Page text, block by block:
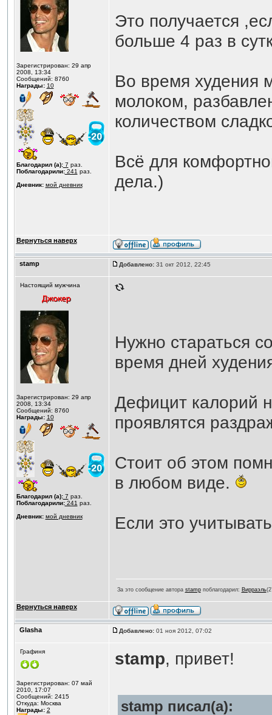
Зарегистрирован: 29 апр
2008, 13:34
Сообщений: 8760
Награды: 10
Благодарил (а):7 раз.
Поблагодарили:241 раз.
Дневник: мой дневник
Это получается
больше 4 раз в
Во время худения
молоком,
количеством
Всё для
дела.)
Вернуться наверх
stamp Добавлено:31 окт 2012, 22:45
Настоящий мужчина
Зарегистрирован: 29 апр
2008, 13:34
Сообщений: 8760
Награды: 10
Благодарил (а):7 раз.
Поблагодарили:241 раз.
Дневник: мой дневник
Нужно стараться
время дней
Дефицит калорий
проявлятся
Стоит об этом
в любом виде.
Если это
За это сообщение автора stampпоблагодарил: Вирраэль
Вернуться наверх
Glasha Добавлено:01 ноя 2012, 07:02
Графиня
Зарегистрирован: 07 май
2010, 17:07
Сообщений: 2415
Откуда: Москва
Награды: 2
stamp, привет!
stamp писал(а):